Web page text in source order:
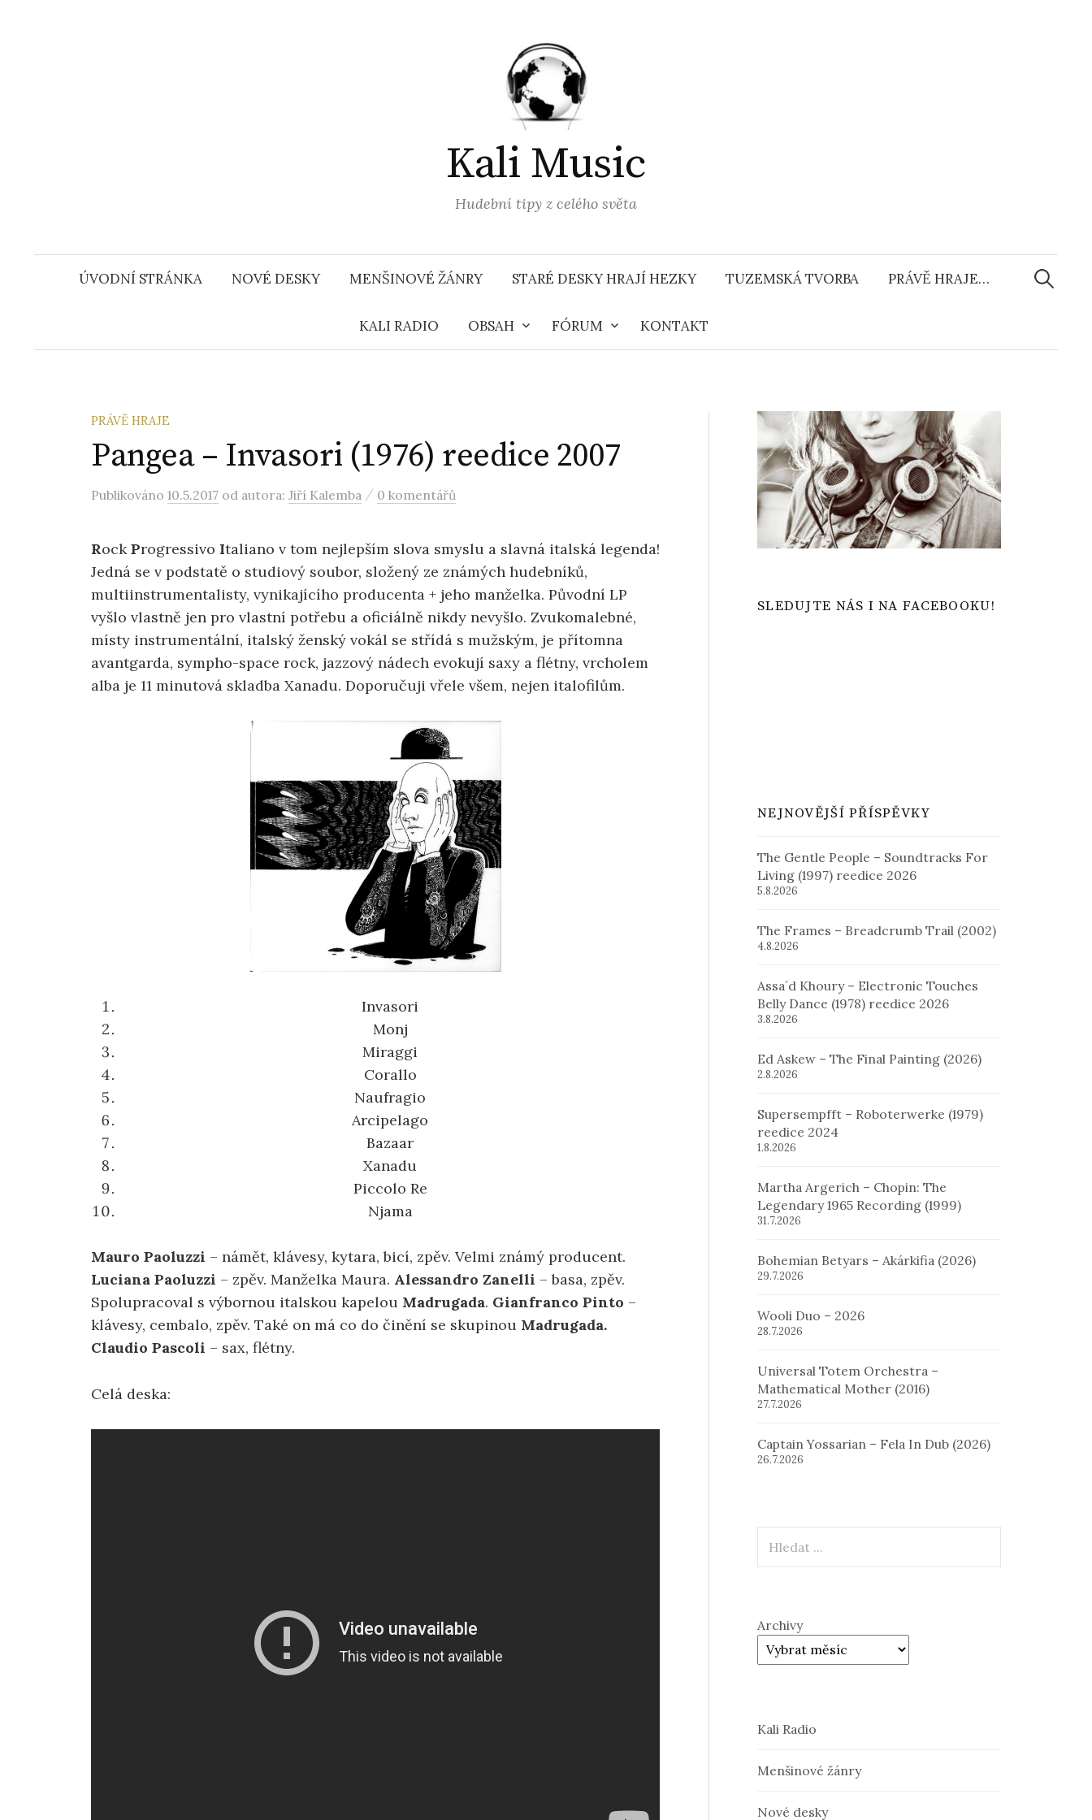
Kali Music
Hudební tipy z celého světa
ÚVODNÍ STRÁNKA NOVÉ DESKY MENŠINOVÉ ŽÁNRY STARÉ DESKY HRAJÍ HEZKY TUZEMSKÁ TVORBA PRÁVĚ HRAJE…
KALI RADIO OBSAH FÓRUM KONTAKT
PRÁVĚ HRAJE
Pangea – Invasori (1976) reedice 2007
Publikováno 10.5.2017 od autora: Jiří Kalemba / 0 komentářů
RockProgressivo Italiano v tom nejlepším slova smyslu a slavná italská legenda!
Jedná se v podstatě o studiový soubor, složený ze známých hudebníků,
multiinstrumentalisty, vynikajícího producenta + jeho manželka. Původní LP
vyšlo vlastně jen pro vlastní potřebu a oficiálně nikdy nevyšlo. Zvukomalebné,
místy instrumentální, italský ženský vokál se střídá s mužským, je přítomna
avantgarda, sympho-space rock, jazzový nádech evokují saxy a flétny, vrcholem
alba je 11 minutová skladba Xanadu. Doporučuji vřele všem, nejen italofilům.
Invasori
Monj
Miraggi
Corallo
Naufragio
Arcipelago
Bazaar
Xanadu
Piccolo Re
Njama
Mauro Paoluzzi – námět, klávesy, kytara, bicí, zpěv. Velmi známý producent.
Luciana Paoluzzi – zpěv. Manželka Maura. Alessandro Zanelli – basa, zpěv.
Spolupracoval s výbornou italskou kapelou Madrugada. Gianfranco Pinto –
klávesy, cembalo, zpěv. Také on má co do činění se skupinou Madrugada.
Claudio Pascoli – sax, flétny.
Celá deska:
SLEDUJTE NÁS I NA FACEBOOKU!
NEJNOVĚJŠÍ PŘÍSPĚVKY
The Gentle People – Soundtracks For
Living (1997) reedice 2026
5.8.2026
The Frames – Breadcrumb Trail (2002)
4.8.2026
Assa´d Khoury – Electronic Touches
Belly Dance (1978) reedice 2026
3.8.2026
Ed Askew – The Final Painting (2026)
2.8.2026
Supersempfft – Roboterwerke (1979)
reedice 2024
1.8.2026
Martha Argerich – Chopin: The
Legendary 1965 Recording (1999)
31.7.2026
Bohemian Betyars – Akárkifia (2026)
29.7.2026
Wooli Duo – 2026
28.7.2026
Universal Totem Orchestra –
Mathematical Mother (2016)
27.7.2026
Captain Yossarian – Fela In Dub (2026)
26.7.2026
Archivy
Kali Radio
Menšinové žánry
Nové desky